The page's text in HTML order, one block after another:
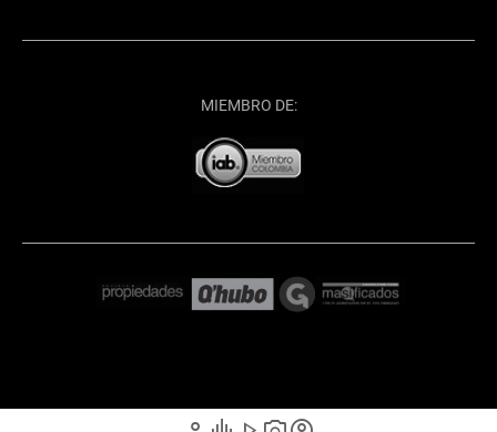
MIEMBRO DE: